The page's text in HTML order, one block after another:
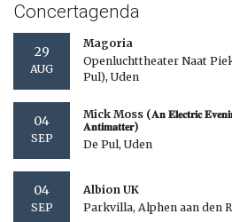
Concertagenda
29
AUG
Magoria
Openluchttheater Naat
Pul), Uden
04
SEP
Mick Moss (𝐀𝐧 𝐄𝐥𝐞𝐜𝐭𝐫𝐢𝐜
𝐀𝐧𝐭𝐢𝐦𝐚𝐭𝐭𝐞𝐫)
De Pul, Uden
04
SEP
Albion UK
Parkvilla, Alphen aan den